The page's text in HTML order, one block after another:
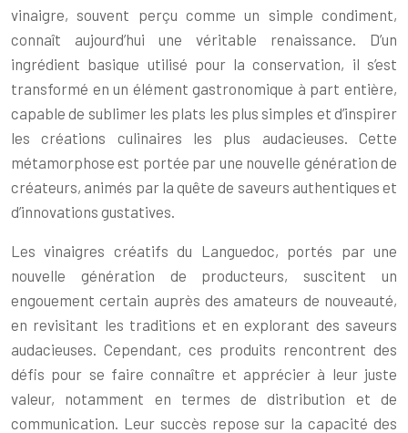
vinaigre, souvent perçu comme un simple condiment,
connaît aujourd’hui une véritable renaissance. D’un
ingrédient basique utilisé pour la conservation, il s’est
transformé en un élément gastronomique à part entière,
capable de sublimer les plats les plus simples et d’inspirer
les créations culinaires les plus audacieuses. Cette
métamorphose est portée par une nouvelle génération de
créateurs, animés par la quête de saveurs authentiques et
d’innovations gustatives.
Les vinaigres créatifs du Languedoc, portés par une
nouvelle génération de producteurs, suscitent un
engouement certain auprès des amateurs de nouveauté,
en revisitant les traditions et en explorant des saveurs
audacieuses. Cependant, ces produits rencontrent des
défis pour se faire connaître et apprécier à leur juste
valeur, notamment en termes de distribution et de
communication. Leur succès repose sur la capacité des